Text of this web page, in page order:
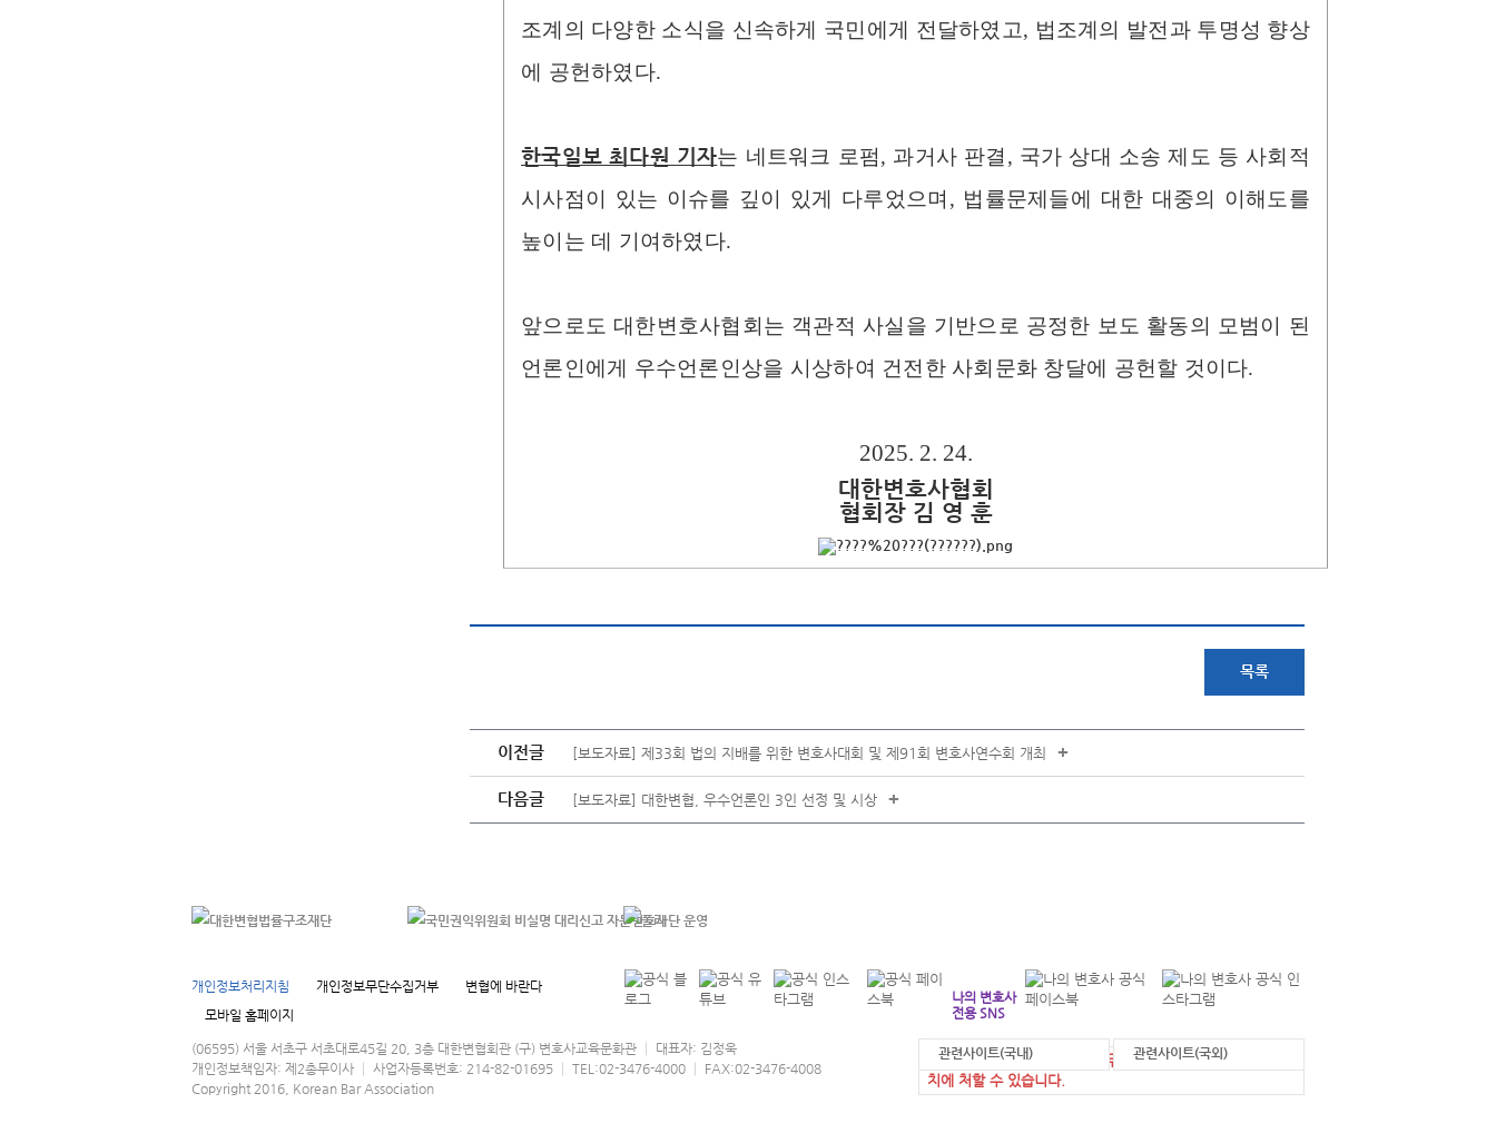
조계의 다양한 소식을 신속하게 국민에게 전달하였고, 법조계의 발전과 투명성 향상
에 공헌하였다.
한국일보 최다원 기자는 네트워크 로펌, 과거사 판결, 국가 상대 소송 제도 등 사회적
시사점이 있는 이슈를 깊이 있게 다루었으며, 법률문제들에 대한 대중의 이해도를
높이는 데 기여하였다.​
앞으로도 대한변호사협회는 객관적 사실을 기반으로 공정한 보도 활동의 모범이 된
언론인에게 우수언론인상을 시상하여 건전한 사회문화 창달에 공헌할 것이다.​
2025. 2. 24.
대한변호사협회
협회장 김 영 훈​
목록
이전글 [보도자료] 제33회 법의 지배를 위한 변호사대회 및 제91회 변호사연수회 개최 +
다음글 [보도자료] 대한변협, 우수언론인 3인 선정 및 시상 +
개인정보처리지침 개인정보무단수집거부
변협에 바란다
모바일 홈페이지
나의 변호사
전용 SNS
(06595) 서울 서초구 서초대로45길 20, 3층 대한변협회관 (구) 변호사교육문화관 │ 대표자: 김정욱
개인정보책임자: 제2총무이사 │ 사업자등록번호: 214-82-01695 │ TEL:02-3476-4000 │ FAX:02-3476-4008
Copyright 2016, Korean Bar Association
본 홈페이지에 게시된 정보를 무단으로 사용한 경우 법적 조
치에 처할 수 있습니다.
관련사이트(국내) 관련사이트(국외)